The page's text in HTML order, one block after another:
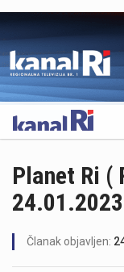
Planet Ri (
Članak objavljen: